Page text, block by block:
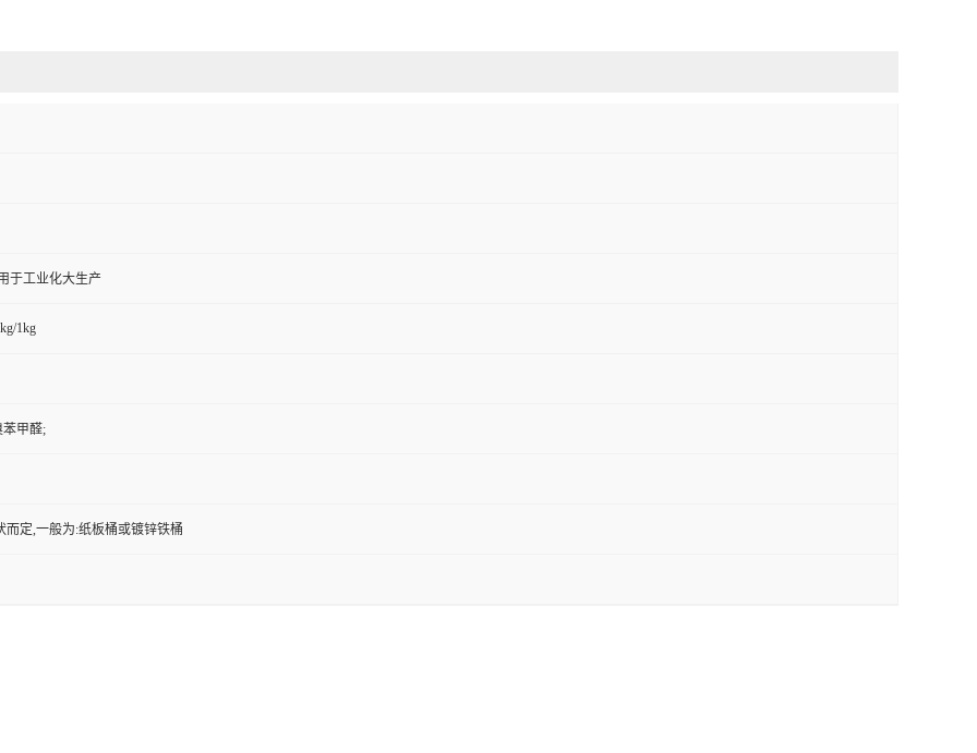
于工业化大生产
1kg
苯甲醛;
而定,一般为:纸板桶或镀锌铁桶